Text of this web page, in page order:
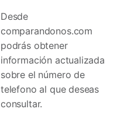
Desde
comparandonos.com
podrás obtener
información actualizada
sobre el número de
telefono al que deseas
consultar.